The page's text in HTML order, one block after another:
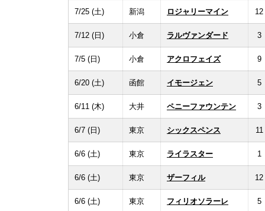
7/25 (土) 新潟 ロジャリーマイン 12
7/12 (日) 小倉 ラルヴァンダード 3
7/5 (日) 小倉 アクロフェイズ 9
6/20 (土) 函館 イモージェン 5
6/11 (木) 大井 ペニーファウンテン 3
6/7 (日) 東京 シックスペンス 11
6/6 (土) 東京 ライラスター 1
6/6 (土) 東京 ザーフィル 12
6/6 (土) 東京 フィリオソラーレ 5